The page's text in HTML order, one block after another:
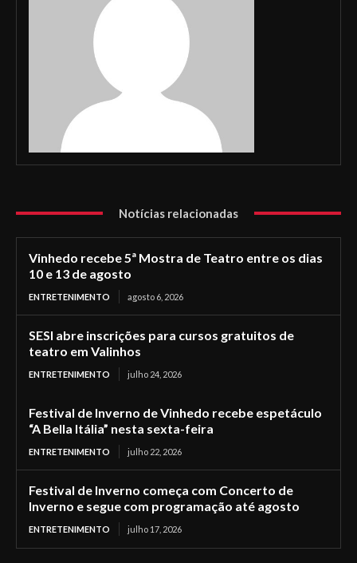
Notícias relacionadas
Vinhedo recebe 5ª Mostra de Teatro entre os dias
10 e 13 de agosto
ENTRETENIMENTO agosto 6, 2026
SESI abre inscrições para cursos gratuitos de
teatro em Valinhos
ENTRETENIMENTO julho 24, 2026
Festival de Inverno de Vinhedo recebe espetáculo
“A Bella Itália” nesta sexta-feira
ENTRETENIMENTO julho 22, 2026
Festival de Inverno começa com Concerto de
Inverno e segue com programação até agosto
ENTRETENIMENTO julho 17, 2026